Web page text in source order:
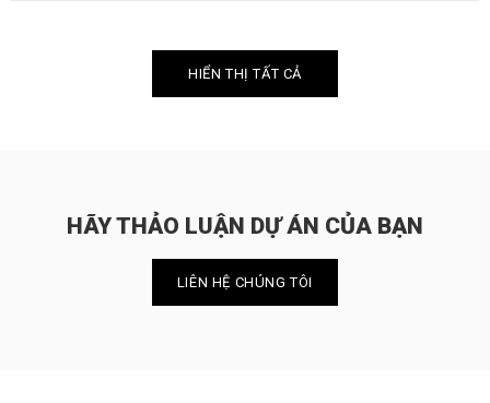
HIỂN THỊ TẤT CẢ
HÃY THẢO LUẬN DỰ ÁN CỦA BẠN
LIÊN HỆ CHÚNG TÔI